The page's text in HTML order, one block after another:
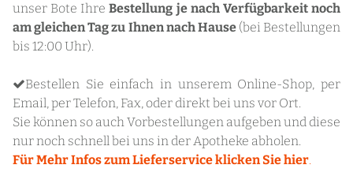
unser Bote IhreBestellung je nach Verfügbarkeit noch
am gleichen Tag zu Ihnen nach Hause(bei Bestellungen
bis 12:00 Uhr).
Bestellen Sie einfach in unserem Online-Shop, per
Email, per Telefon, Fax, oder direkt bei uns vor Ort.
Sie können so auch Vorbestellungen aufgeben und diese
nur noch schnell bei uns in der Apotheke abholen.
Für Mehr Infos zum Lieferservice klicken Sie hier.